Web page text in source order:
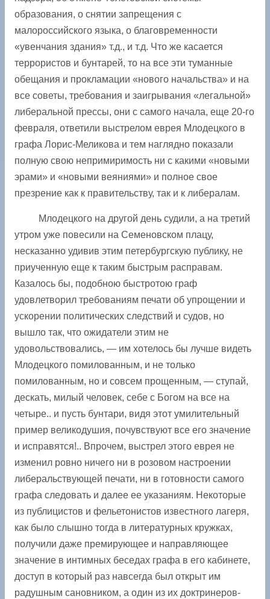
образования, о снятии запрещения с
малороссийского языка, о благовременности
«увенчания здания» т.д., и т.д. Что же касается
террористов и бунтарей, то на все эти туманные
обещания и прокламации «нового начальства» и на
все советы, требования и заигрывания «легальной»
либеральной прессы, они с самого начала, еще 20-го
февраля, ответили выстрелом еврея Млодецкого в
графа Лорис-Меликова и тем наглядно показали
полную свою непримиримость ни с какими «новыми
эрами» и «новыми веяниями» и полное свое
презрение как к правительству, так и к либералам.
Млодецкого на другой день судили, а на третий
утром уже повесили на Семеновском плацу,
несказанно удивив этим петербургскую публику, не
приученную еще к таким быст­рым расправам.
Казалось бы, подобною быстротою граф
удовлетворил требованиям печати об упрощении и
ускорении политических следствий и судов, но
вышло так, что ожидатели этим не
удовольствовались, — им хотелось бы лучше видеть
Млодецкого помилованным, и не только
помилованным, но и совсем прощенным, — ступай,
дескать, милый человек, себе с Богом на все на
четыре.. и пусть бунтари, видя этот умилительный
пример великодушия, почувствуют все его значение
и исправятся!.. Впрочем, выстрел этого еврея не
изменил ровно ничего ни в розовом настроении
либеральствующей печати, ни в готовности самого
графа следовать и далее ее указаниям. Некоторые
из публицистов и фельетонистов известного лагеря,
как было слышно тогда в литературных кружках,
получили даже премирующее и направляющее
значение в интимных беседах графа в его кабинете,
доступ в который раз навсегда был открыт им
радушным сановником, а один из их доктринеров-